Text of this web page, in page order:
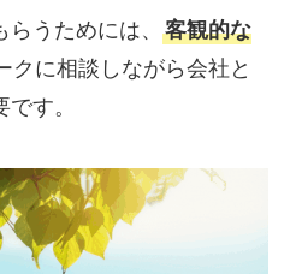
うためには、 客観的な
クに相談しながら会社と
す。